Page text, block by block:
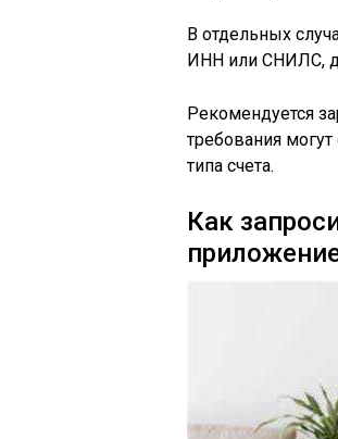
В отдельных
ИНН или СНИЛС,
Рекомендуется
требования
типа счета.
Как